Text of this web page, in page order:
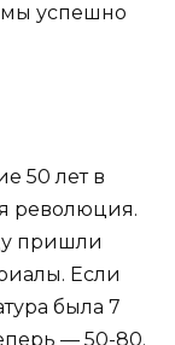
мы успешно
50 лет в
революция.
пришли
Если
была 7
— 50-80.